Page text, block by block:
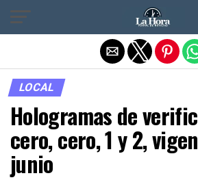
LOCAL
Hologramas de
cero, cero, 1 y 2,
junio
Salir de la versión